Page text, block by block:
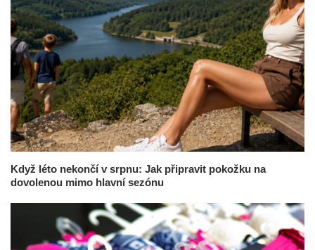
Když léto nekončí v srpnu: Jak připravit pokožku na
dovolenou mimo hlavní sezónu